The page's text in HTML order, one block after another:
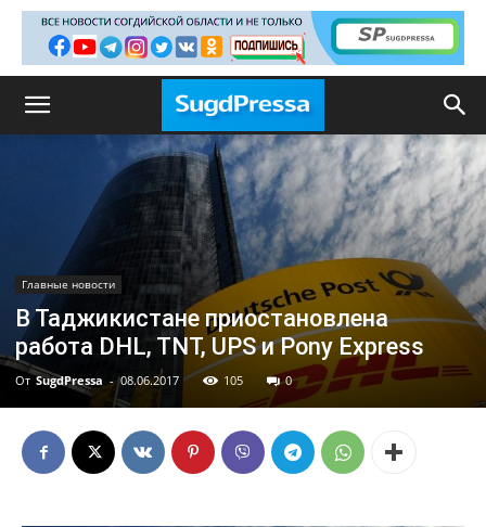
Главные новости
В Таджикистане приостановлена
работа DHL, TNT, UPS и Pony Express
От SugdPressa - 08.06.2017 105 0